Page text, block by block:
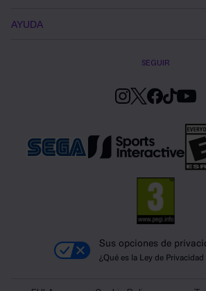
AYUDA
SEGUIR
Sus opciones de
¿Qué es la Ley de